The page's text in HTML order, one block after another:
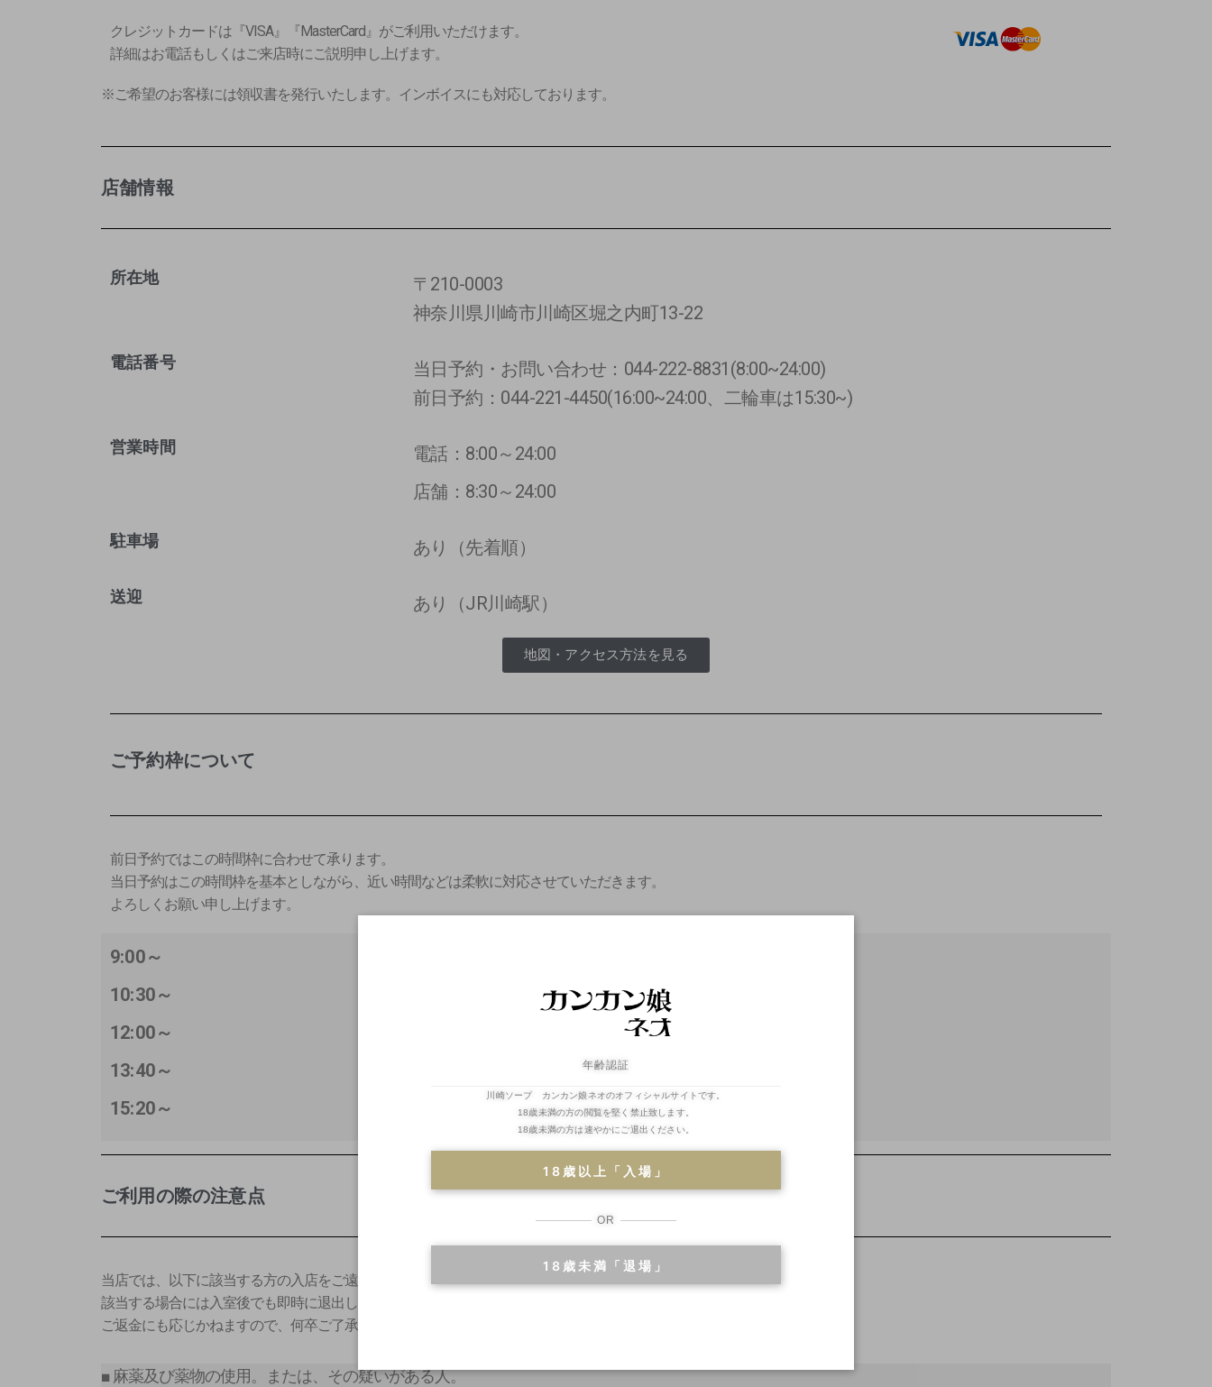
クレジットカードは『VISA』『MasterCard』がご利用いただけます。
詳細はお電話もしくはご来店時にご説明申し上げます。
※ご希望のお客様には領収書を発行いたします。インボイスにも対応しております。
店舗情報
所在地
〒210-0003
神奈川県川崎市川崎区堀之内町13-22
電話番号
当日予約・お問い合わせ：044-222-8831(8:00~24:00)
前日予約：044-221-4450(16:00~24:00、二輪車は15:30~)
営業時間
電話：8:00～24:00
店舗：8:30～24:00
駐車場 あり（先着順）
送迎 あり（JR川崎駅）
地図・アクセス方法を見る
ご予約枠について
前日予約ではこの時間枠に合わせて承ります。
当日予約はこの時間枠を基本としながら、近い時間などは柔軟に対応させていただきます。
よろしくお願い申し上げます。
9:00～
10:30～
12:00～
13:40～
15:20～
18:40～
20:20～
22:00～
ご利用の際の注意点
当店では、以下に該当する方の入店をご遠慮いただいております。
該当する場合には入室後でも即時に退出していただきます。
ご返金にも応じかねますので、何卒ご了承ください。
■ 麻薬及び薬物の使用。または、その疑いがある人。
年齢認証
川崎ソープ カンカン娘ネオのオフィシャルサイトです。
18歳未満の方の閲覧を堅く禁止致します。
18歳未満の方は速やかにご退出ください。
18歳以上「入場」
OR
18歳未満「退場」